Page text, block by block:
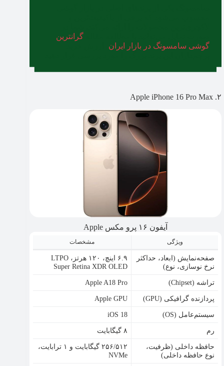
گرانترین
گوشی سامسونگ در بازار ایران
۲. Apple iPhone 16 Pro Max
آیفون ۱۶ پرو مکس Apple
ویژگی مشخصات
صفحه‌نمایش (ابعاد، حداکثر
نرخ نوسازی، نوع)
۶.۹ اینچ، ۱۲۰ هرتز، LTPO
Super Retina XDR OLED
تراشه (Chipset)
Apple A18 Pro
پردازنده گرافیکی (GPU)
Apple GPU
سیستم‌عامل (OS)
iOS 18
رم
۸ گیگابایت
حافظه داخلی (ظرفیت،
نوع حافظه داخلی)
۲۵۶/۵۱۲ گیگابایت و ۱ ترابایت،
NVMe